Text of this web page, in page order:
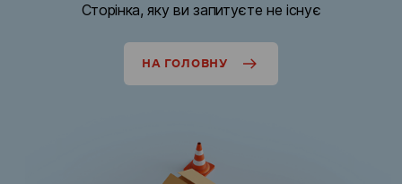
Сторінка, яку ви запитуєте не існує
НА ГОЛОВНУ